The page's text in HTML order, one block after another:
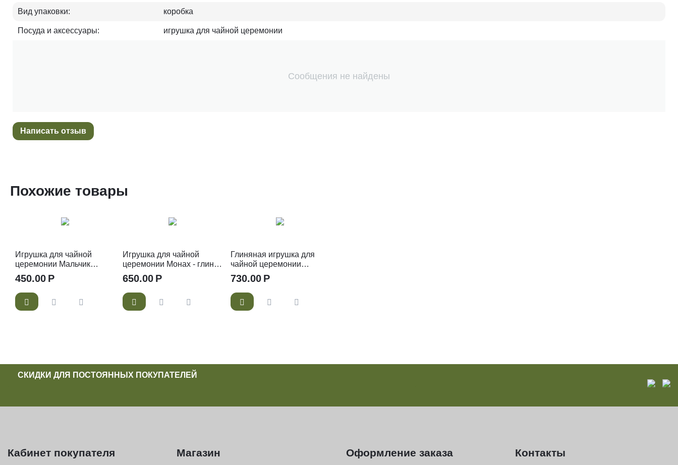
Вид упаковки: коробка
Посуда и аксессуары: игрушка для чайной церемонии
Сообщения не найдены
Написать отзыв
Похожие товары
Игрушка для чайной
церемонии Мальчик
450.00 Р
Игрушка для чайной
церемонии Монах - глина,
эмаль
650.00 Р
Глиняная игрушка для
чайной церемонии
Трехлапая жаба
730.00 Р
СКИДКИ ДЛЯ ПОСТОЯННЫХ ПОКУПАТЕЛЕЙ
Кабинет покупателя Магазин Оформление заказа Контакты